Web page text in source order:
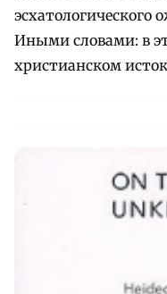
эсхатологического
Иными словами: в
христианском